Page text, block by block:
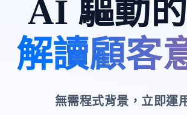
AI 驅動
解讀顧客
無需程式背景，立即運